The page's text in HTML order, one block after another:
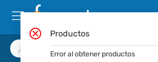
Productos
Error al obtener productos